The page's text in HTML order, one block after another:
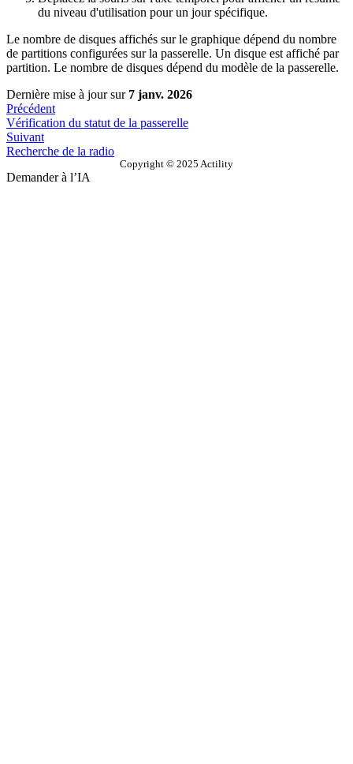
du niveau d'utilisation pour un jour spécifique.
Le nombre de disques affichés sur le graphique dépend du nombre
de partitions configurées sur la passerelle. Un disque est affiché par
partition. Le nombre de disques dépend du modèle de la passerelle.
Dernière mise à joursur 7 janv. 2026
Précédent
Vérification du statut de la passerelle
Suivant
Recherche de la radio
Copyright © 2025 Actility
Demander à l’IA